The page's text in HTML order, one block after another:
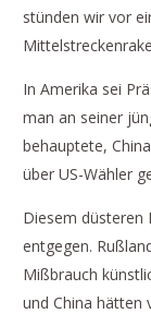
stünden wir vor
In Amerika sei
man an seiner
behauptete,
über US-Wähler
Diesem düsteren
entgegen.
Mißbrauch
und China hätten